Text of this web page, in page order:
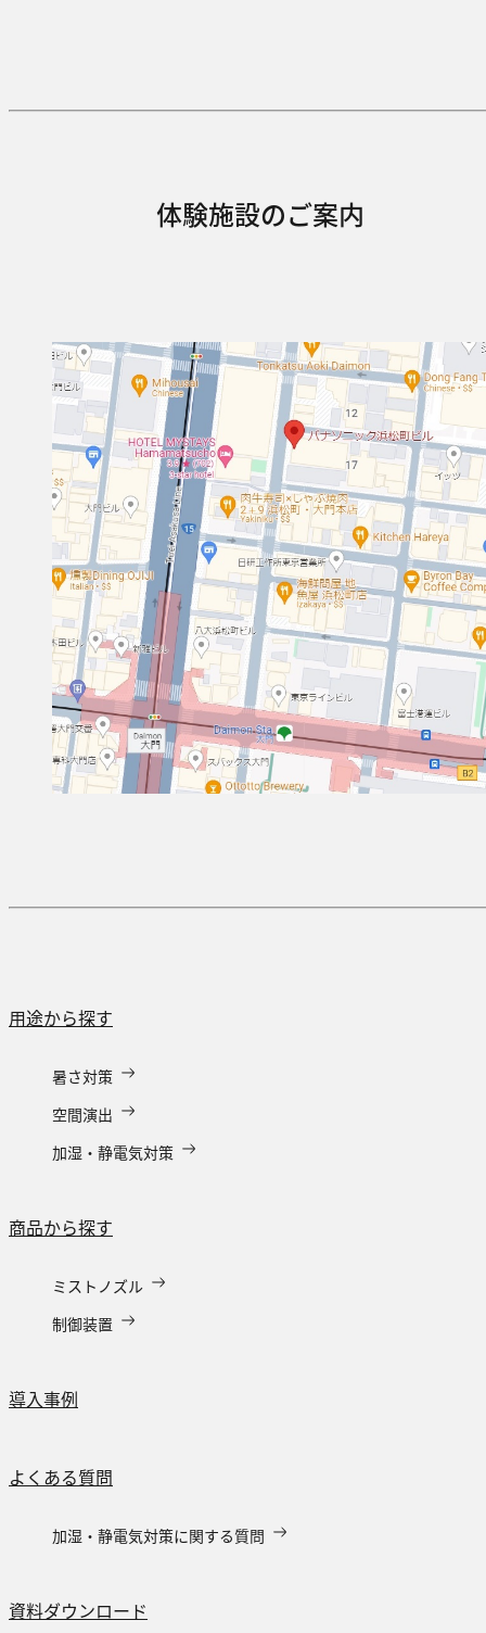
体験施設のご案内
用途から探す
暑さ対策
空間演出
加湿・静電気対策
商品から探す
ミストノズル
制御装置
導入事例
よくある質問
加湿・静電気対策に関する質問
資料ダウンロード